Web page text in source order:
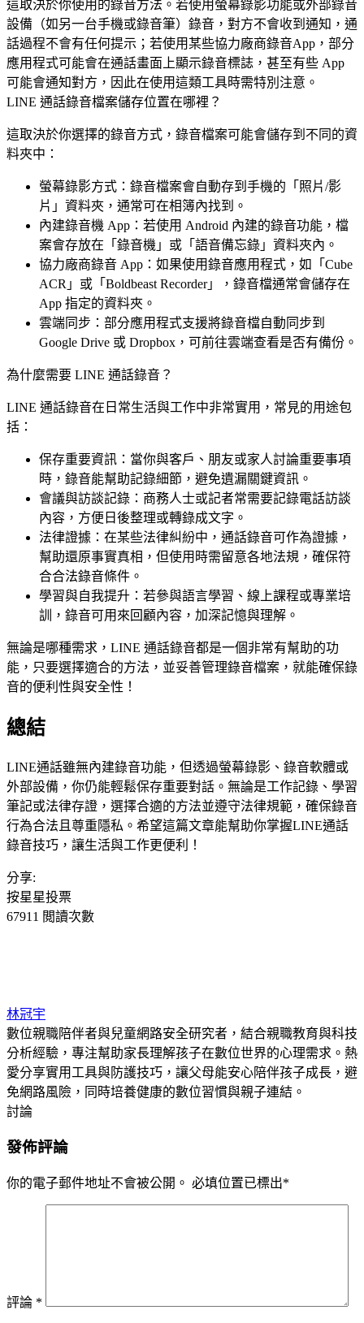
這取決於你使用的錄音方法。若使用螢幕錄影功能或外部錄音
設備（如另一台手機或錄音筆）錄音，對方不會收到通知，通
話過程不會有任何提示；若使用某些協力廠商錄音App，部分
應用程式可能會在通話畫面上顯示錄音標誌，甚至有些 App
可能會通知對方，因此在使用這類工具時需特別注意。
LINE 通話錄音檔案儲存位置在哪裡？
這取決於你選擇的錄音方式，錄音檔案可能會儲存到不同的資
料夾中：
螢幕錄影方式：錄音檔案會自動存到手機的「照片/影
片」資料夾，通常可在相簿內找到。
內建錄音機 App：若使用 Android 內建的錄音功能，檔
案會存放在「錄音機」或「語音備忘錄」資料夾內。
協力廠商錄音 App：如果使用錄音應用程式，如「Cube
ACR」或「Boldbeast Recorder」，錄音檔通常會儲存在
App 指定的資料夾。
雲端同步：部分應用程式支援將錄音檔自動同步到
Google Drive 或 Dropbox，可前往雲端查看是否有備份。
為什麼需要 LINE 通話錄音？
LINE 通話錄音在日常生活與工作中非常實用，常見的用途包
括：
保存重要資訊：當你與客戶、朋友或家人討論重要事項
時，錄音能幫助記錄細節，避免遺漏關鍵資訊。
會議與訪談記錄：商務人士或記者常需要記錄電話訪談
內容，方便日後整理或轉錄成文字。
法律證據：在某些法律糾紛中，通話錄音可作為證據，
幫助還原事實真相，但使用時需留意各地法規，確保符
合合法錄音條件。
學習與自我提升：若參與語言學習、線上課程或專業培
訓，錄音可用來回顧內容，加深記憶與理解。
無論是哪種需求，LINE 通話錄音都是一個非常有幫助的功
能，只要選擇適合的方法，並妥善管理錄音檔案，就能確保錄
音的便利性與安全性！
總結
LINE通話雖無內建錄音功能，但透過螢幕錄影、錄音軟體或
外部設備，你仍能輕鬆保存重要對話。無論是工作記錄、學習
筆記或法律存證，選擇合適的方法並遵守法律規範，確保錄音
行為合法且尊重隱私。希望這篇文章能幫助你掌握LINE通話
錄音技巧，讓生活與工作更便利！
分享:
按星星投票
67911 閲讀次數
林冠宇
數位親職陪伴者與兒童網路安全研究者，結合親職教育與科技
分析經驗，專注幫助家長理解孩子在數位世界的心理需求。熱
愛分享實用工具與防護技巧，讓父母能安心陪伴孩子成長，避
免網路風險，同時培養健康的數位習慣與親子連結。
討論
發佈評論
你的電子郵件地址不會被公開。 必填位置已標出*
評論 *